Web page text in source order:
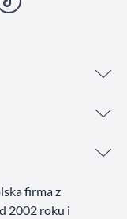
firma z
2002 roku i